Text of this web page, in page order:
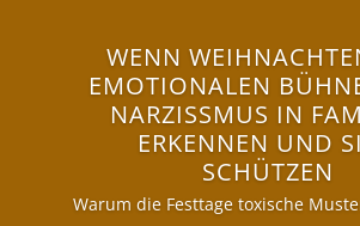
WENN
EMOTIONALEN
NARZISSMUS IN
ERKENNEN UND
SCHÜTZEN
Warum die Festtage toxische